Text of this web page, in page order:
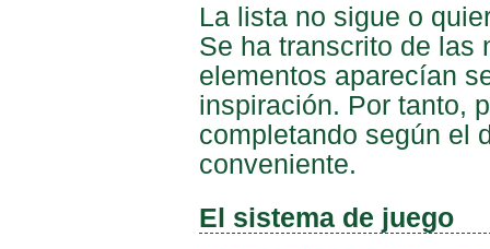
La lista no sigue o
Se ha transcrito de las
elementos aparecían
inspiración. Por tanto,
completando según el
conveniente.
El sistema de juego